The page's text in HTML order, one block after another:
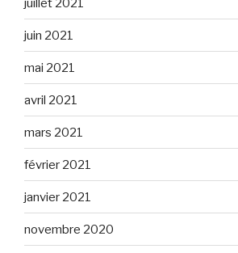
juillet 2021
juin 2021
mai 2021
avril 2021
mars 2021
février 2021
janvier 2021
novembre 2020